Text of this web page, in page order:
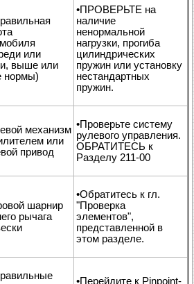
или
выше или
нормы)
•ПРОВЕРЬТЕ на
наличие
ненормальной
нагрузки, прогиба
цилиндрических
пружин или установку
нестандартных
пружин.
механизм
или
привод
•Проверьте систему
рулевого управления.
ОБРАТИТЕСЬ к
Разделу 211-00
шарнир
рычага
•Обратитесь к гл.
"Проверка
элементов",
представленной в
этом разделе.
•Перейдите к Pinpoint-